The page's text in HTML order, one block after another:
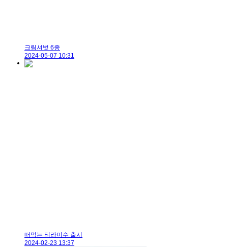
크림셔벗 6종
2024-05-07 10:31
떠먹는 티라미수 출시
2024-02-23 13:37